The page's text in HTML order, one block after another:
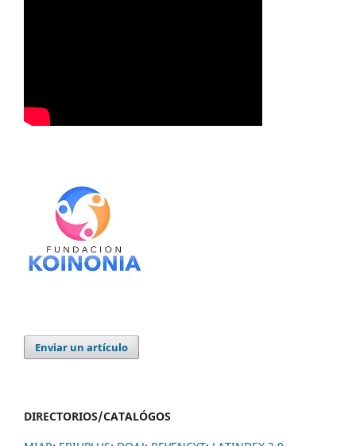
Enviar un artículo
DIRECTORIOS/CATALÓGOS